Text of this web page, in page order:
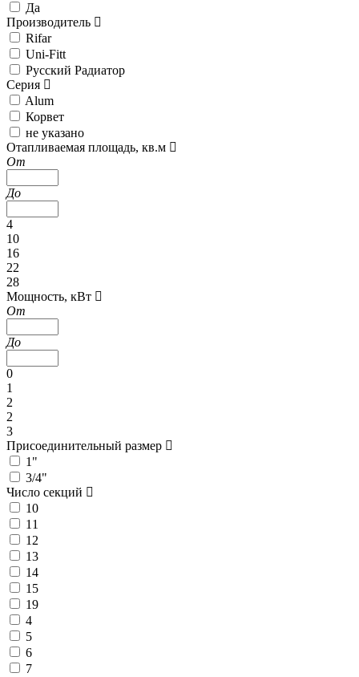
Да
Производитель
Rifar
Uni-Fitt
Русский Радиатор
Серия
Alum
Корвет
не указано
Отапливаемая площадь, кв.м
От
До
4
10
16
22
28
Мощность, кВт
От
До
0
1
2
2
3
Присоединительный размер
1"
3/4"
Число секций
10
11
12
13
14
15
19
4
5
6
7